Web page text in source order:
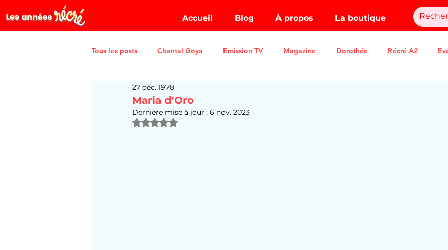
Accueil Blog À propos La boutique
Tous les posts Chantal Goya Emission TV Magazine Dorothée Récré A2
Maria d'Oro
27 déc. 1978
Dernière mise à jour : 6 nov. 2023
Noté NaN étoiles sur 5.